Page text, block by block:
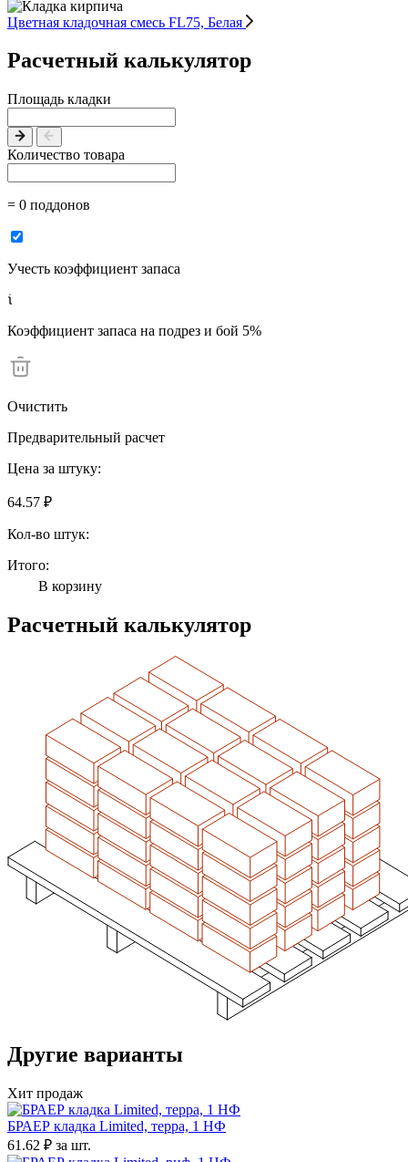
Цветная кладочная смесь FL75, Белая
Расчетный калькулятор
Площадь кладки
Количество товара
= 0 поддонов
Учесть коэффициент запаса
Коэффициент запаса на подрез и бой 5%
Очистить
Предварительный расчет
Цена за штуку:
64.57 ₽
Кол-во штук:
Итого:
В корзину
Расчетный калькулятор
Другие варианты
Хит продаж
БРАЕР кладка Limited, терра, 1 НФ
61.62 ₽ за шт.